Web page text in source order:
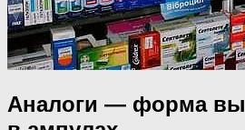
Аналоги — форма